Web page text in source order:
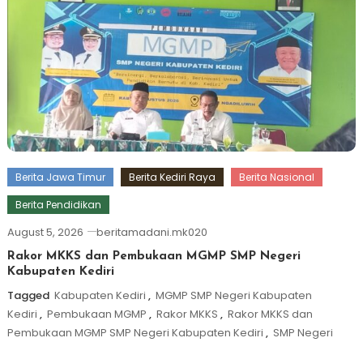
Berita Jawa Timur Berita Kediri Raya
Berita Nasional
Berita Pendidikan
August 5, 2026 beritamadani.mk020
Rakor MKKS dan Pembukaan MGMP SMP Negeri
Kabupaten Kediri
Tagged Kabupaten Kediri , MGMP SMP Negeri Kabupaten
Kediri , Pembukaan MGMP , Rakor MKKS , Rakor MKKS dan
Pembukaan MGMP SMP Negeri Kabupaten Kediri , SMP Negeri